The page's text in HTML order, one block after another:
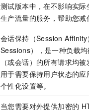
测试版本中，在不影响实
生产流量的服务，帮助您减
会话保持（Session
Sessions），是一种负载
（或会话）的所有请求均
用于需要保持用户状态的
个性化设置等。
当您需要对外提供加密的